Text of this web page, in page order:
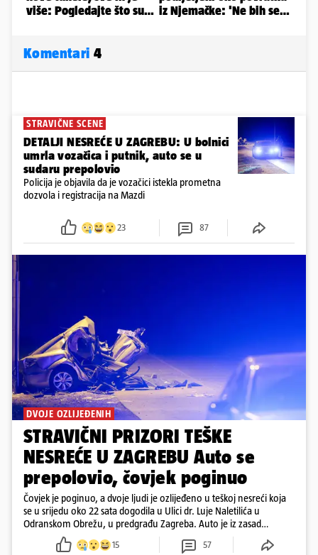
Komentari 4
STRAVIČNE SCENE
DETALJI NESREĆE U ZAGREBU: U bolnici
umrla vozačica i putnik, auto se u
sudaru prepolovio
Policija je objavila da je vozačici istekla prometna
dozvola i registracija na Mazdi
23 87
DVOJE OZLIJEĐENIH
STRAVIČNI PRIZORI TEŠKE
NESREĆE U ZAGREBU Auto se
prepolovio, čovjek poginuo
Čovjek je poginuo, a dvoje ljudi je ozlijeđeno u teškoj nesreći koja
se u srijedu oko 22 sata dogodila u Ulici dr. Luje Naletilića u
Odranskom Obrežu, u predgrađu Zagreba. Auto je iz zasad
neutvrđenih razloga sletio s kolnika, a od siline udara vozilo se
prepolovilo.
15 57